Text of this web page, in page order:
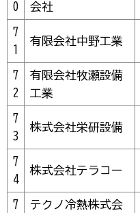
0
会社
7
1
有限会社中野工業
7
2
有限会社牧瀬設備
工業
7
3
株式会社栄研設備
7
4
株式会社テラコー
7
テクノ冷熱株式会